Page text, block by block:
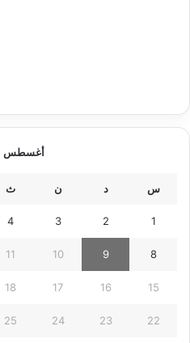
أغسطس 2026
س د ن ث
1
2
3
4
8
9
10
11
15
16
17
18
22
23
24
25